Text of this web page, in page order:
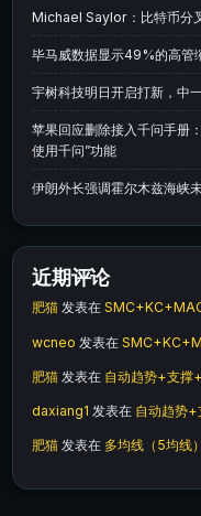
Michael Saylor：比特币分
毕马威数据显示49%的高管
宇树科技明日开启打新，中
苹果回应删除接入千问手册
使用千问”功能
伊朗外长强调霍尔木兹海峡
近期评论
肥猫 发表在
wcneo 发表在
肥猫 发表在 自动趋势+支撑
daxiang1 发表在 自动趋势
肥猫 发表在 多均线（5均线